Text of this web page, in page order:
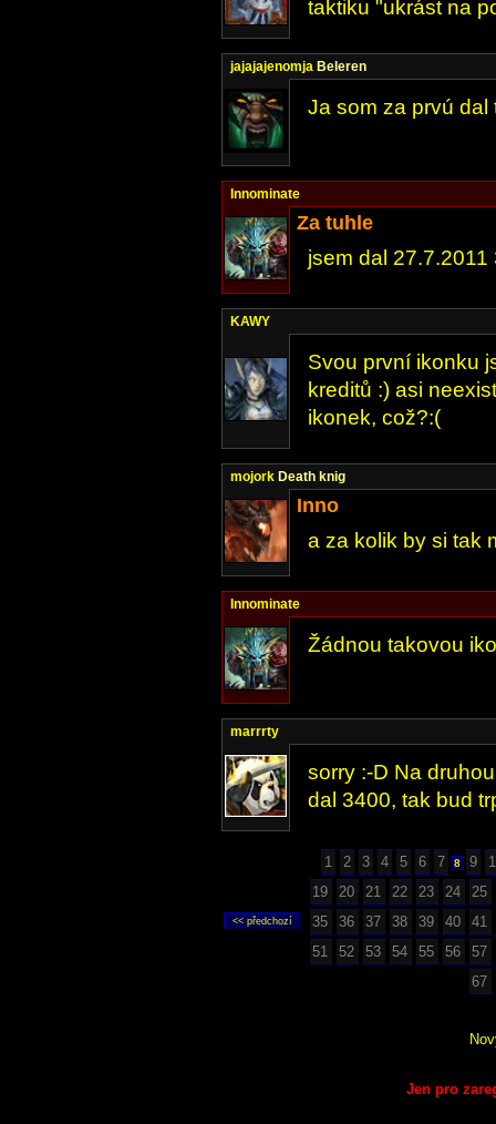
taktiku "ukrást na
jajajajenomja Beleren
Ja som za prvú
Innominate
Za tuhle
jsem dal
KAWY
Svou první ikonku
kreditů :) asi
ikonek, což?:(
mojork Death knig
Inno
a za kolik by si tak
Innominate
Žádnou takovou
marrrty
sorry :-D Na
dal 3400, tak bud
1 2 3 4 5 6 7 8 9
19
20 21 22 23 24
25
35
36 37 38 39 40
41
51
52 53 54 55 56
57
67
Jen pro